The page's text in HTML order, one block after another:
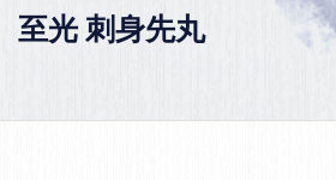
至光 刺身先丸